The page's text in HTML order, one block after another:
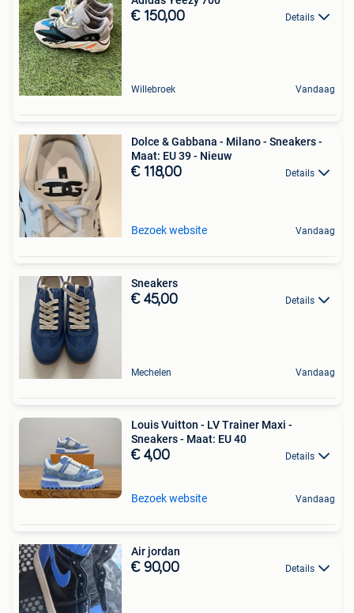
€ 150,00 Details
Willebroek Vandaag
Dolce & Gabbana - Milano - Sneakers -
Maat: EU 39 - Nieuw
€ 118,00 Details
Bezoek website Vandaag
Sneakers
€ 45,00 Details
Mechelen Vandaag
Louis Vuitton - LV Trainer Maxi -
Sneakers - Maat: EU 40
€ 4,00 Details
Bezoek website Vandaag
Air jordan
€ 90,00 Details